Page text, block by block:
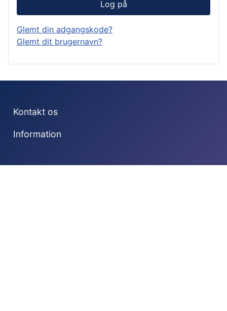
Log på
Glemt din adgangskode?
Glemt dit brugernavn?
Kontakt os
Information